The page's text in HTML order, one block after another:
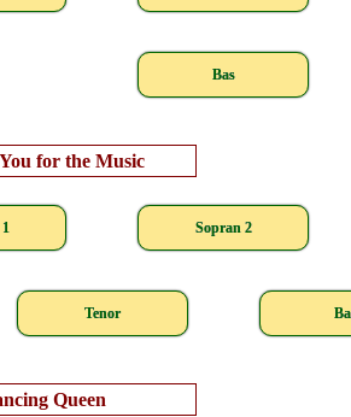
Bas
for the Music
Sopran 2
Tenor
Queen